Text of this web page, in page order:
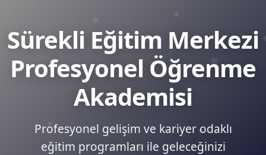
Sürekli Eğitim Merkezi
Profesyonel Öğrenme
Akademisi
Profesyonel gelişim ve kariyer odaklı
eğitim programları ile geleceğinizi